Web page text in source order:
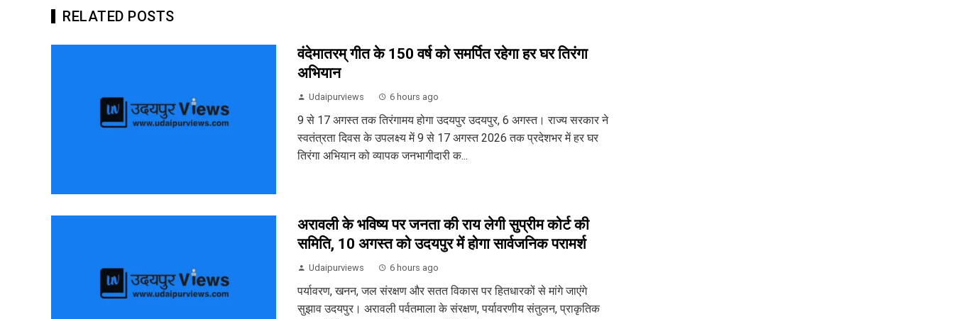
RELATED POSTS
वंदेमातरम् गीत के 150 वर्ष को समर्पित रहेगा हर घर तिरंगा
अभियान
Udaipurviews 6 hours ago
9 से 17 अगस्त तक तिरंगामय होगा उदयपुर उदयपुर, 6 अगस्त। राज्य सरकार ने
स्वतंत्रता दिवस के उपलक्ष्य में 9 से 17 अगस्त 2026 तक प्रदेशभर में हर घर
तिरंगा अभियान को व्यापक जनभागीदारी क...
अरावली के भविष्य पर जनता की राय लेगी सुप्रीम कोर्ट की
समिति, 10 अगस्त को उदयपुर में होगा सार्वजनिक परामर्श
Udaipurviews 6 hours ago
पर्यावरण, खनन, जल संरक्षण और सतत विकास पर हितधारकों से मांगे जाएंगे
सुझाव उदयपुर। अरावली पर्वतमाला के संरक्षण, पर्यावरणीय संतुलन, प्राकृतिक